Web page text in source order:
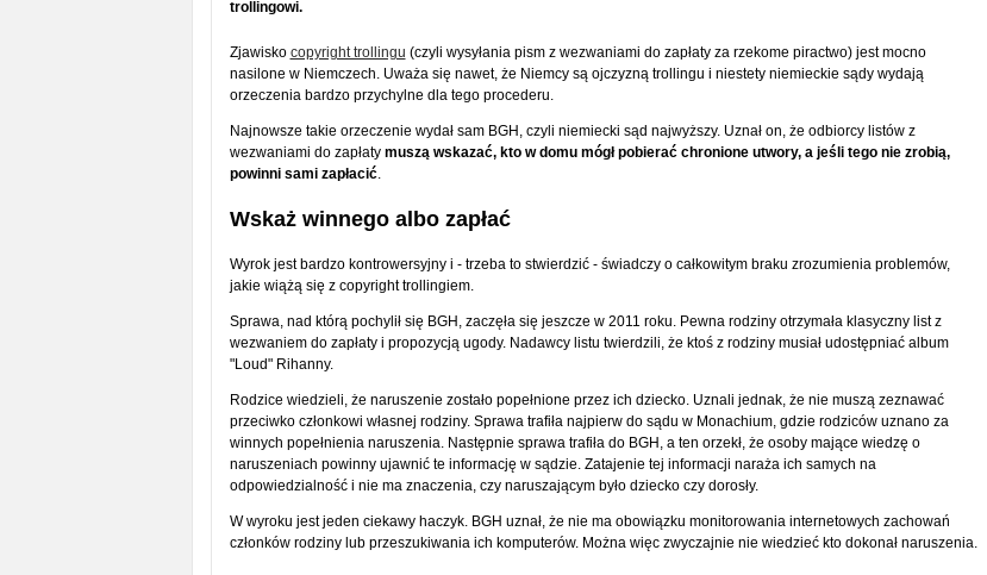
trollingowi.
Zjawisko copyright trollingu (czyli wysyłania pism z wezwaniami do zapłaty za rzekome piractwo) jest mocno
nasilone w Niemczech. Uważa się nawet, że Niemcy są ojczyzną trollingu i niestety niemieckie sądy wydają
orzeczenia bardzo przychylne dla tego procederu.
Najnowsze takie orzeczenie wydał sam BGH, czyli niemiecki sąd najwyższy. Uznał on, że odbiorcy listów z
wezwaniami do zapłaty muszą wskazać, kto w domu mógł pobierać chronione utwory, a jeśli tego nie zrobią,
powinni sami zapłacić.
Wskaż winnego albo zapłać
Wyrok jest bardzo kontrowersyjny i - trzeba to stwierdzić - świadczy o całkowitym braku zrozumienia problemów,
jakie wiążą się z copyright trollingiem.
Sprawa, nad którą pochylił się BGH, zaczęła się jeszcze w 2011 roku. Pewna rodziny otrzymała klasyczny list z
wezwaniem do zapłaty i propozycją ugody. Nadawcy listu twierdzili, że ktoś z rodziny musiał udostępniać album
"Loud" Rihanny.
Rodzice wiedzieli, że naruszenie zostało popełnione przez ich dziecko. Uznali jednak, że nie muszą zeznawać
przeciwko członkowi własnej rodziny. Sprawa trafiła najpierw do sądu w Monachium, gdzie rodziców uznano za
winnych popełnienia naruszenia. Następnie sprawa trafiła do BGH, a ten orzekł, że osoby mające wiedzę o
naruszeniach powinny ujawnić te informację w sądzie. Zatajenie tej informacji naraża ich samych na
odpowiedzialność i nie ma znaczenia, czy naruszającym było dziecko czy dorosły.
W wyroku jest jeden ciekawy haczyk. BGH uznał, że nie ma obowiązku monitorowania internetowych zachowań
członków rodziny lub przeszukiwania ich komputerów. Można więc zwyczajnie nie wiedzieć kto dokonał naruszenia.